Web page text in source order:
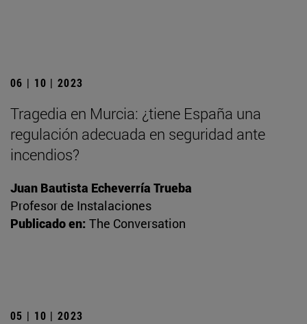
06 | 10 | 2023
Tragedia en Murcia: ¿tiene España una
regulación adecuada en seguridad ante
incendios?
Juan Bautista Echeverría Trueba
Profesor de Instalaciones
Publicado en: The Conversation
05 | 10 | 2023